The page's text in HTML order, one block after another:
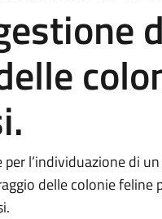
l’individuazione di
delle colonie feline